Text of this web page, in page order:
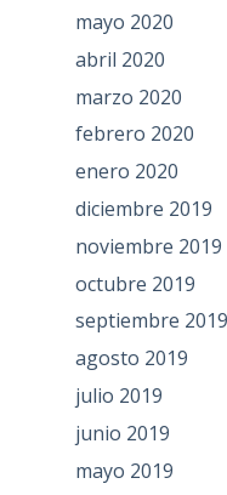
mayo 2020
abril 2020
marzo 2020
febrero 2020
enero 2020
diciembre 2019
noviembre 2019
octubre 2019
septiembre 2019
agosto 2019
julio 2019
junio 2019
mayo 2019